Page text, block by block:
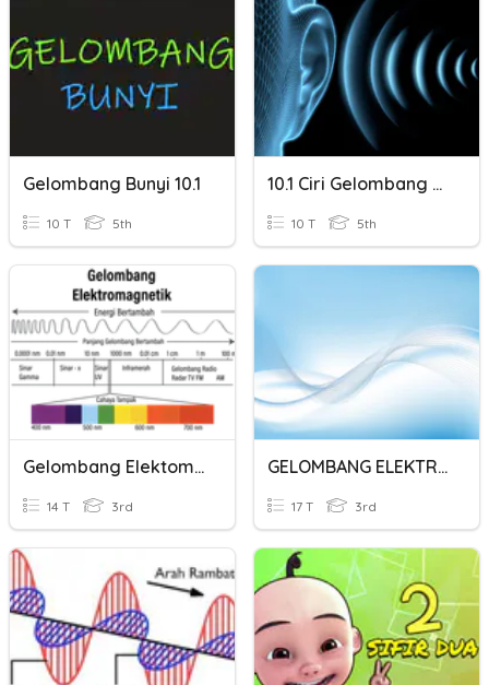
Gelombang Bunyi 10.1
10 T 5th
10.1 Ciri Gelombang Bunyi
10 T 5th
Gelombang Elektomagnetik
14 T 3rd
GELOMBANG ELEKTROMAGNETIK
17 T 3rd